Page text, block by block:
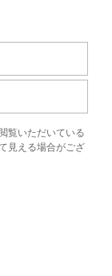
覧いただいている
見える場合がござ